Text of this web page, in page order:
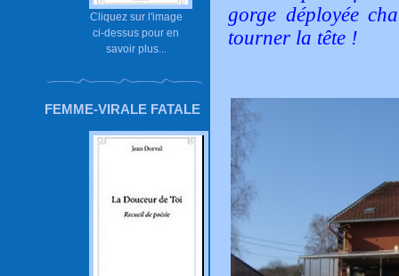
Cliquez sur l'image
ci-dessus pour en
savoir plus...
FEMME-VIRALE FATALE
gorge déployée
tourner la tête !